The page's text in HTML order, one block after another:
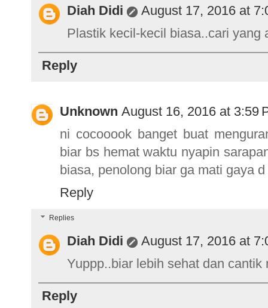
Diah Didi
August 17, 2016 at
Plastik kecil-kecil biasa..cari yang
Reply
Unknown August 16, 2016 at 3:59
ni cocooook banget buat
biar bs hemat waktu nyapin
biasa, penolong biar ga mati gaya
Reply
Replies
Diah Didi
August 17, 2016 at
Yuppp..biar lebih sehat dan
Reply